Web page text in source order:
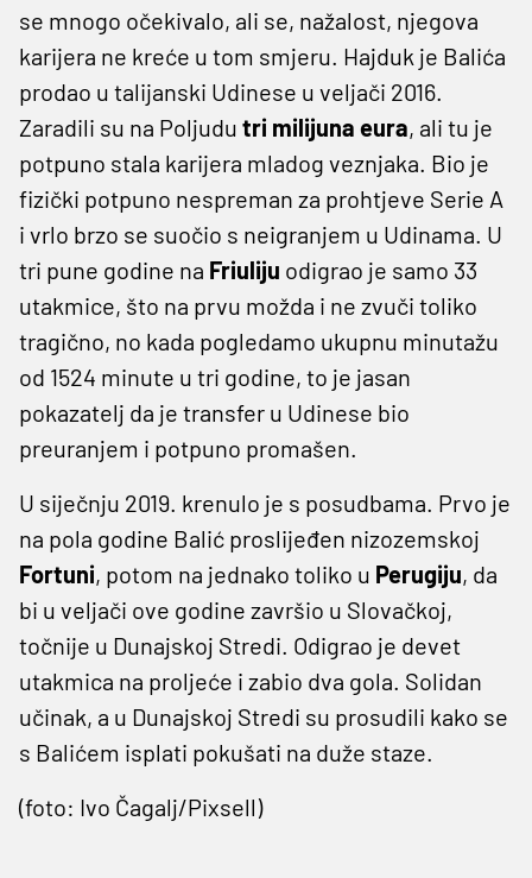
se mnogo očekivalo, ali se, nažalost, njegova
karijera ne kreće u tom smjeru. Hajduk je Balića
prodao u talijanski Udinese u veljači 2016.
Zaradili su na Poljudu tri milijuna eura, ali tu je
potpuno stala karijera mladog veznjaka. Bio je
fizički potpuno nespreman za prohtjeve Serie A
i vrlo brzo se suočio s neigranjem u Udinama. U
tri pune godine na Friuliju odigrao je samo 33
utakmice, što na prvu možda i ne zvuči toliko
tragično, no kada pogledamo ukupnu minutažu
od 1524 minute u tri godine, to je jasan
pokazatelj da je transfer u Udinese bio
preuranjem i potpuno promašen.
U siječnju 2019. krenulo je s posudbama. Prvo je
na pola godine Balić proslijeđen nizozemskoj
Fortuni, potom na jednako toliko u Perugiju, da
bi u veljači ove godine završio u Slovačkoj,
točnije u Dunajskoj Stredi. Odigrao je devet
utakmica na proljeće i zabio dva gola. Solidan
učinak, a u Dunajskoj Stredi su prosudili kako se
s Balićem isplati pokušati na duže staze.
(foto: Ivo Čagalj/Pixsell)